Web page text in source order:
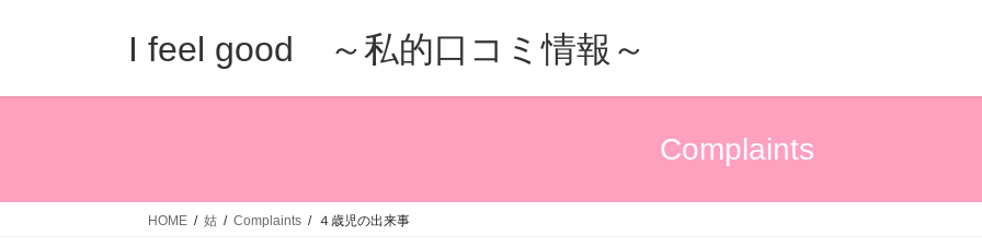
I feel good ～私的口コミ情報～
Complaints
HOME 姑 Complaints ４歳児の出来事